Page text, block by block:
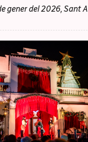
gener del 2026, Sant